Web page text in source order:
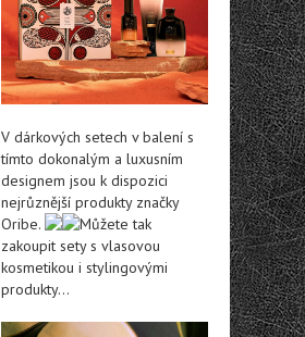
V dárkových setech v balení s
tímto dokonalým a luxusním
designem jsou k dispozici
nejrůznější produkty značky
Oribe.
Můžete tak
zakoupit sety s vlasovou
kosmetikou i stylingovými
produkty…